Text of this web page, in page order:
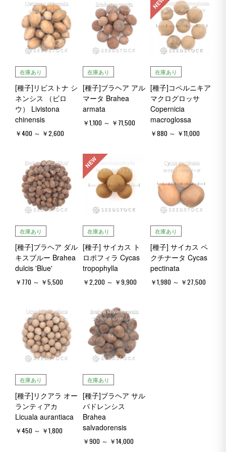
在庫あり
[種子]リビストナ シ
ネンシス （ビロ
ウ） Livistona
chinensis
￥400 ～ ￥2,600
在庫あり
[種子]ブラヘア アル
マータ Brahea
armata
￥1,100 ～ ￥71,500
在庫あり
[種子]コペルニキア
マクログロッサ
Copernicia
macroglossa
￥880 ～ ￥11,000
在庫あり
[種子]ブラヘア ダル
キスブルー Brahea
dulcis 'Blue'
￥770 ～ ￥5,500
NEW
在庫あり
[種子] サイカス ト
ロポフィラ Cycas
tropophylla
￥2,200 ～ ￥9,900
在庫あり
[種子] サイカス ペ
クチナータ Cycas
pectinata
￥1,980 ～ ￥27,500
在庫あり
[種子]リクアラ オー
ランティアカ
Licuala aurantiaca
￥450 ～ ￥1,800
在庫あり
[種子]ブラヘア サル
バドレンシス
Brahea
salvadorensis
￥900 ～ ￥14,000